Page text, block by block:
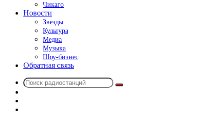
Чикаго
Новости
Звезды
Культура
Медиа
Музыка
Шоу-бизнес
Обратная связь
Поиск